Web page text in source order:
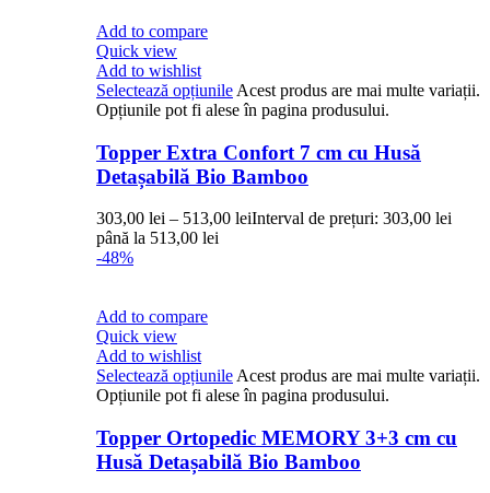
Add to compare
Quick view
Add to wishlist
Selectează opțiunile Acest produs are mai multe variații.
Opțiunile pot fi alese în pagina produsului.
Topper Extra Confort 7 cm cu Husă
Detașabilă Bio Bamboo
303,00 lei – 513,00 leiInterval de prețuri: 303,00 lei
până la 513,00 lei
-48%
Add to compare
Quick view
Add to wishlist
Selectează opțiunileAcest produs are mai multe variații.
Opțiunile pot fi alese în pagina produsului.
Topper Ortopedic MEMORY 3+3 cm cu
Husă Detașabilă Bio Bamboo